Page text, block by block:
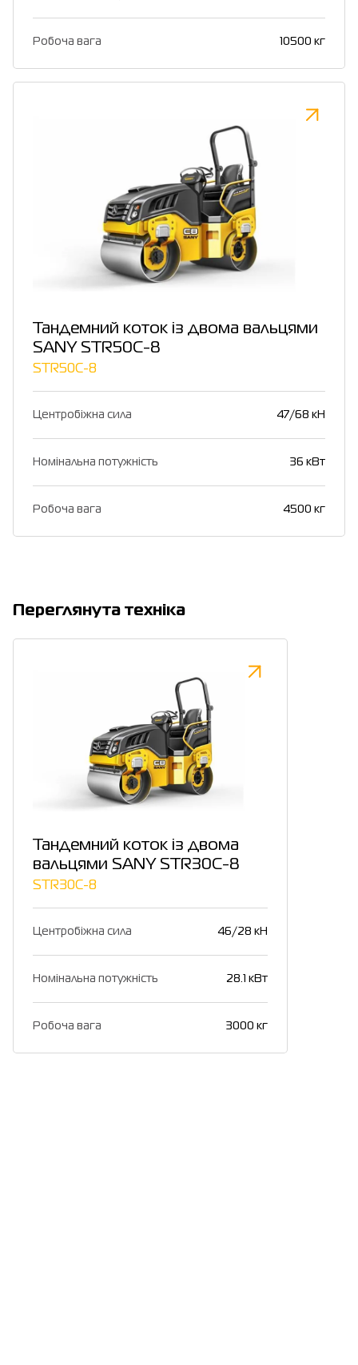
Робоча вага 10500 кг
Тандемний коток із двома вальцями
SANY STR50C-8
STR50C-8
Центробіжна сила 47/68 кН
Номінальна потужність 36 кВт
Робоча вага 4500 кг
Переглянута техніка
Тандемний коток із двома
вальцями SANY STR30C-8
STR30C-8
Центробіжна сила 46/28 кН
Номінальна потужність 28.1 кВт
Робоча вага 3000 кг